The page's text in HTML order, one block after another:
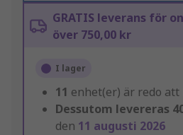
GRATIS leverans för
över 750,00 kr
I lager
11 enhet(er) är redo att
Dessutom levereras
den 11 augusti 2026